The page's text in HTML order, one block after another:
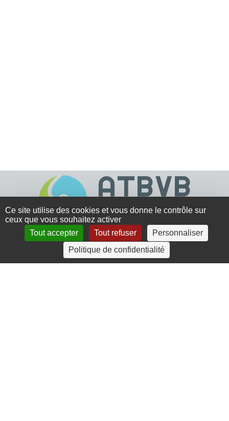
4 rue Crec’h-Ugen
22810 Belle Isle en Terre
Ce site utilise des cookies et vous donne le contrôle sur
ceux que vous souhaitez activer
Tout accepter
Tout refuser
Personnaliser
Politique de confidentialité